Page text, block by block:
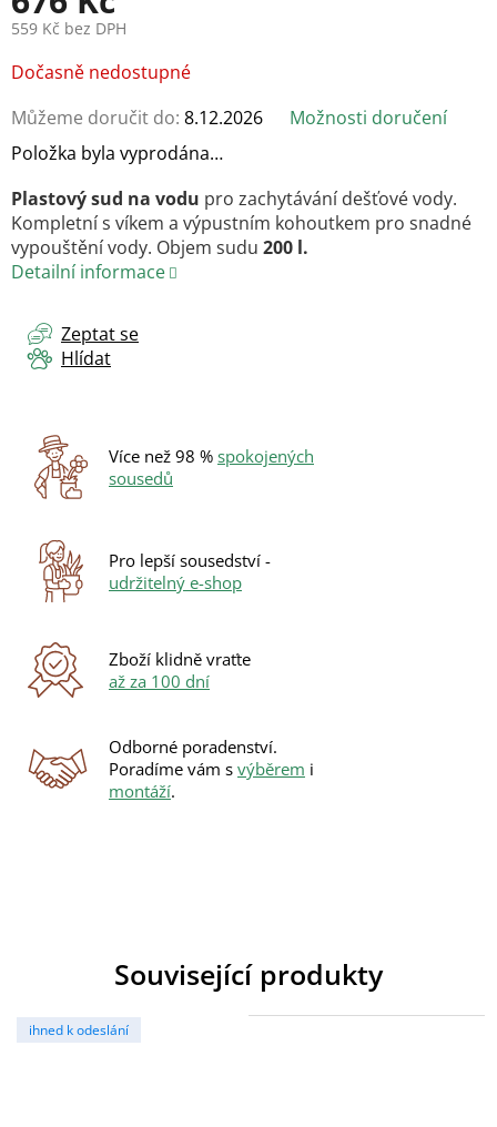
559 Kč bez DPH
Měrná
cena:
Dočasně nedostupné
Můžeme doručit do: 8.12.2026
Možnosti doručení
Položka byla vyprodána…
Plastový sud na vodu pro zachytávání dešťové vody.
Kompletní s víkem a výpustním kohoutkem pro snadné
vypouštění vody. Objem sudu 200 l.
Detailní informace
Zeptat se
Hlídat
Více než 98 % spokojených
sousedů
Pro lepší sousedství -
udržitelný e-shop
Zboží klidně vraťte
až za 100 dní
Odborné poradenství.
Poradíme vám s výběrem i
montáží.
Související produkty
ihned k odeslání